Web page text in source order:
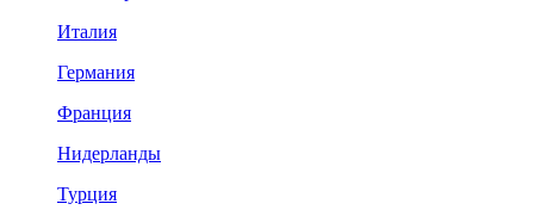
Италия
Германия
Франция
Нидерланды
Турция